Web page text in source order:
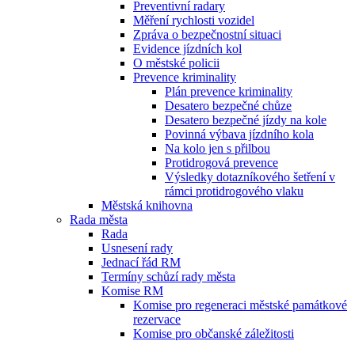
Preventivní radary
Měření rychlosti vozidel
Zpráva o bezpečnostní situaci
Evidence jízdních kol
O městské policii
Prevence kriminality
Plán prevence kriminality
Desatero bezpečné chůze
Desatero bezpečné jízdy na kole
Povinná výbava jízdního kola
Na kolo jen s přilbou
Protidrogová prevence
Výsledky dotazníkového šetření v
rámci protidrogového vlaku
Městská knihovna
Rada města
Rada
Usnesení rady
Jednací řád RM
Termíny schůzí rady města
Komise RM
Komise pro regeneraci městské památkové
rezervace
Komise pro občanské záležitosti